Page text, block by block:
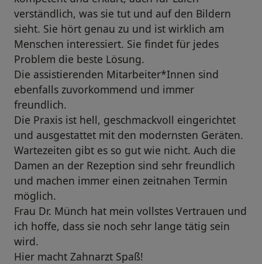
verständlich, was sie tut und auf den Bildern
sieht. Sie hört genau zu und ist wirklich am
Menschen interessiert. Sie findet für jedes
Problem die beste Lösung.
Die assistierenden Mitarbeiter*Innen sind
ebenfalls zuvorkommend und immer
freundlich.
Die Praxis ist hell, geschmackvoll eingerichtet
und ausgestattet mit den modernsten Geräten.
Wartezeiten gibt es so gut wie nicht. Auch die
Damen an der Rezeption sind sehr freundlich
und machen immer einen zeitnahen Termin
möglich.
Frau Dr. Münch hat mein vollstes Vertrauen und
ich hoffe, dass sie noch sehr lange tätig sein
wird.
Hier macht Zahnarzt Spaß!